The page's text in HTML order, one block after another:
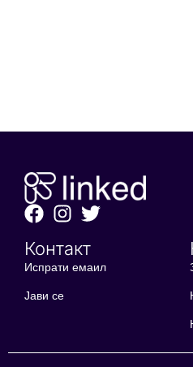
Контакт
Испрати емаил
Јави се